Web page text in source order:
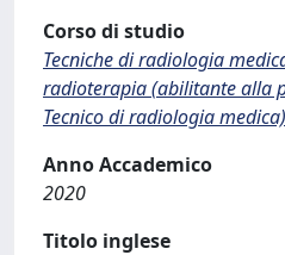
Corso di studio
Tecniche di radiologia
radioterapia (abilitante alla
Tecnico di radiologia medica)
Anno Accademico
2020
Titolo inglese